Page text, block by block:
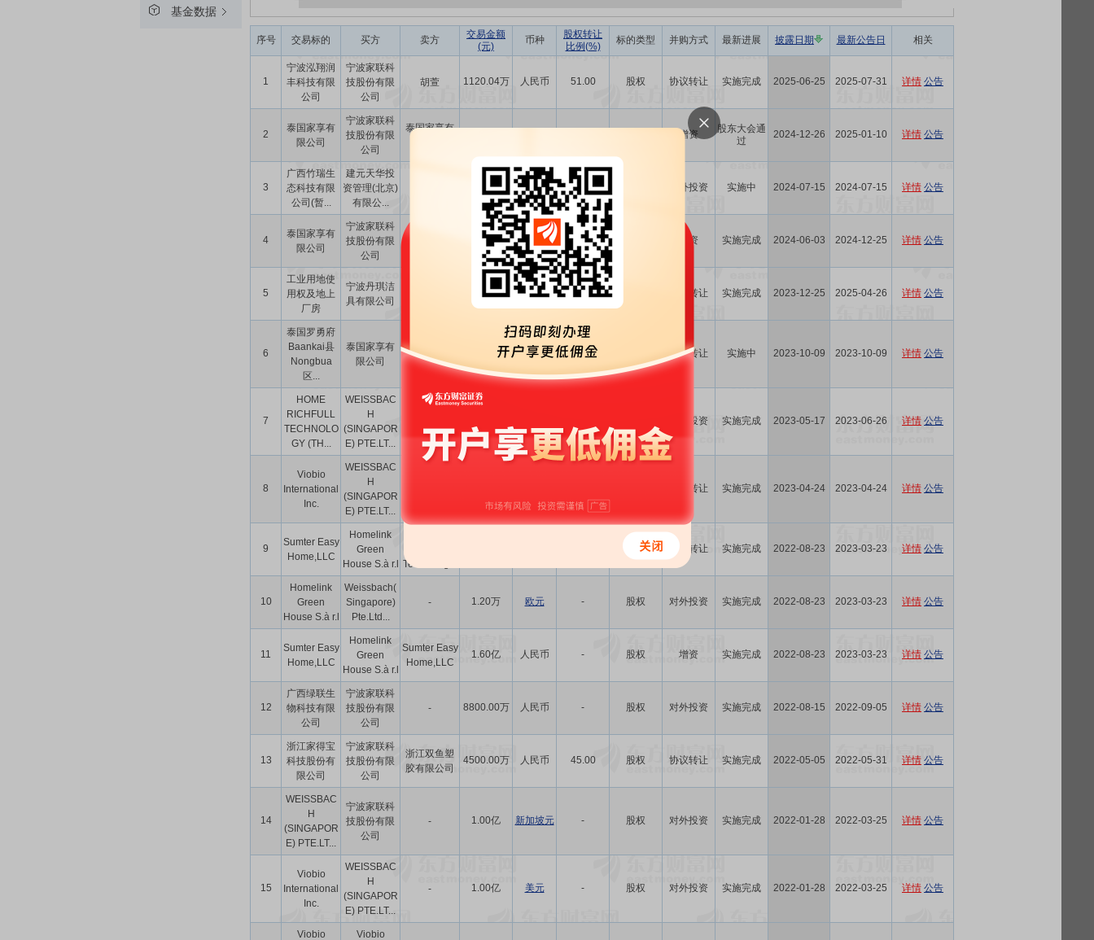
基金数据
序号 交易标的 买方 卖方
交易金额
(元)
币种
股权转让
比例(%)
标的类型 并购方式 最新进展 披露日期 最新公告日 相关
1
宁波泓翔润
丰科技有限
公司
宁波家联科
技股份有限
公司
胡萱 1120.04万 人民币 51.00 股权 协议转让 实施完成 2025-06-25 2025-07-31 详情 公告
2
泰国家享有
限公司
宁波家联科
技股份有限
公司
泰国家享有
增资
股东大会通
过
2024-12-26 2025-01-10 详情 公告
3
广西竹瑞生
态科技有限
公司(暂...
建元天华投
资管理(北京)
有限公...
2.00亿 人民币 对外投资 实施中 2024-07-15 2024-07-15 详情 公告
4
泰国家享有
限公司
宁波家联科
技股份有限
公司
泰国家享有
5000.00万 美元 - 增资 实施完成 2024-06-03 2024-12-25 详情 公告
5
工业用地使
用权及地上
厂房
宁波丹琪洁
具有限公司
6872.70万 人民币 - 协议转让 实施完成 2023-12-25 2025-04-26 详情 公告
6
泰国罗勇府
Baankai县
Nongbua
区...
泰国家享有
限公司
INDUSTRIA
L ESTATE
RAYONG...
4.90亿 泰国铢 - 协议转让 实施中 2023-10-09 2023-10-09 详情 公告
7
HOME
RICHFULL
TECHNOLO
GY (TH...
WEISSBAC
H
(SINGAPOR
E) PTE.LT...
对外投资 实施完成 2023-05-17 2023-06-26 详情 公告
8
Viobio
International
Inc.
WEISSBAC
H
(SINGAPOR
E) PTE.LT...
协议转让 实施完成 2023-04-24 2023-04-24 详情 公告
9
Sumter Easy
Home,LLC
Homelink
Green
House S.à r.l Technolog...
股权 协议转让 实施完成 2022-08-23 2023-03-23 详情 公告
10
Homelink
Green
House S.à r.l
Weissbach(
Singapore)
Pte.Ltd...
- 1.20万 欧元 - 股权 对外投资 实施完成 2022-08-23 2023-03-23 详情 公告
11
Sumter Easy
Home,LLC
Homelink
Green
House S.à r.l
Sumter Easy
Home,LLC
1.60亿 人民币 - 股权 增资 实施完成 2022-08-23 2023-03-23 详情 公告
12
广西绿联生
物科技有限
公司
宁波家联科
技股份有限
公司
- 8800.00万 人民币 - 股权 对外投资 实施完成 2022-08-15 2022-09-05 详情 公告
13
浙江家得宝
科技股份有
限公司
宁波家联科
技股份有限
公司
浙江双鱼塑
胶有限公司
4500.00万 人民币 45.00 股权 协议转让 实施完成 2022-05-05 2022-05-31 详情 公告
14
WEISSBAC
H
(SINGAPOR
E) PTE.LT...
宁波家联科
技股份有限
公司
- 1.00亿 新加坡元 - 股权 对外投资 实施完成 2022-01-28 2022-03-25 详情 公告
15
Viobio
International
Inc.
WEISSBAC
H
(SINGAPOR
E) PTE.LT...
- 1.00亿 美元 - 股权 对外投资 实施完成 2022-01-28 2022-03-25 详情 公告
Viobio
Viobio